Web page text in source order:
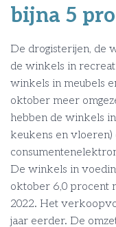
bijna 5
De drogisterijen, de
de winkels in
winkels in meubels
oktober meer
hebben de winkels
keukens en
De winkels in
oktober 6,0 procent
2022. Het
jaar eerder. De